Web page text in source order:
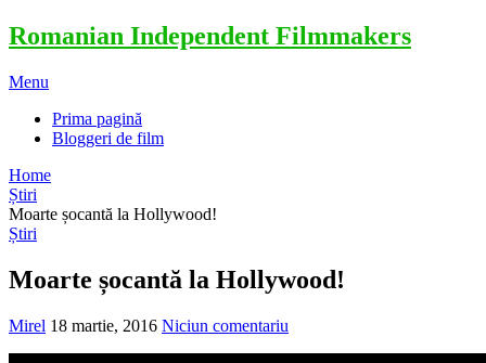
Romanian Independent Filmmakers
Menu
Prima pagină
Bloggeri de film
Home
Știri
Moarte șocantă la Hollywood!
Știri
Moarte șocantă la Hollywood!
Mirel 18 martie, 2016 Niciun comentariu